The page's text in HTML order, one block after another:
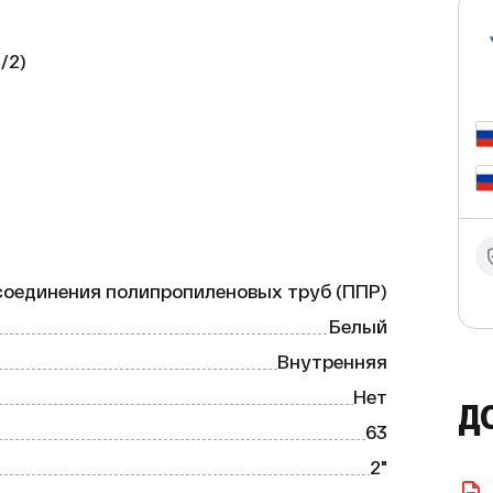
2)
предназначенный для
полипропиленовых труб (ППР)
Белый
Внутренняя
Нет
63
2"